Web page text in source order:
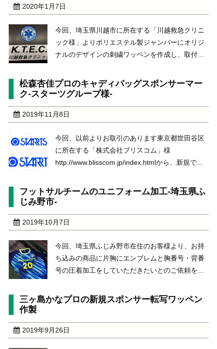
際にイメージよう ...
2020年1月7日
今回、埼玉県川越市に所在する「川越救急クリニ
ック様」よりポリエステル製ジャンバーにオリジ
ナルのデザインの刺繍ワッペンを作成し、取付を
の刺繍ワッペン２種類の作製のご依頼を頂きまし
た。川越救急クリニック様https://www.ktec99 ...
松森杏佳プロのキャディバッグスポンサーマー
ク-スターツグループ様-
2019年11月8日
今回、以前よりお取引のあります東京都世田谷区
に所在する「株式会社ブリスコム」様
http://www.blisscom.jp/index.htmlから、新規で女
ィーバッグへのスポンサーマーク用刺繍ワッペン
フットサルチームのユニフォーム加工-埼玉県ふ
じみ野市-
2019年10月7日
今回、埼玉県ふじみ野市在住のお客様より、お持
ち込みの商品に片胸にエンブレムと胸番号・背番
号の圧着加工をしていただきたいとのご依頼をい
Jun’s 今回お持ち込みいただいた商品が、昇華ユ
ニフォームだったため一般的な加工をした場合 ...
三ヶ島かなプロの新規スポンサー転写ワッペン
作製
2019年9月26日